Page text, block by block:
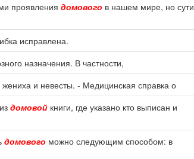
проявления домового в нашем мире, но сути
исправлена.
назначения. В частности,
и невесты. - Медицинская справка о
домовой книги, где указано кто выписан и
домового можно следующим способом: в